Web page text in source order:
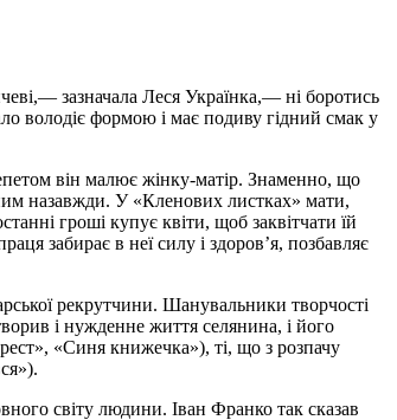
— зазначала Леся Українка,— ні боротись
володіє формою і має подиву гідний смак у
він малює жінку-матір. Знаменно, що
назавжди. У «Кленових листках» мати,
гроші купує квіти, щоб заквітчати їй
забирає в неї силу і здоров’я, позбавляє
рекрутчини. Шанувальники творчості
і нужденне життя селянина, і його
«Синя книжечка»), ті, що з розпачу
світу людини. Іван Франко так сказав